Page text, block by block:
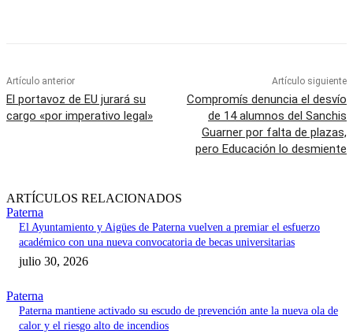
Artículo anterior
El portavoz de EU jurará su
cargo «por imperativo legal»
Artículo siguiente
Compromís denuncia el desvío
de 14 alumnos del Sanchis
Guarner por falta de plazas,
pero Educación lo desmiente
ARTÍCULOS RELACIONADOS
Paterna
El Ayuntamiento y Aigües de Paterna vuelven a premiar el esfuerzo
académico con una nueva convocatoria de becas universitarias
julio 30, 2026
Paterna
Paterna mantiene activado su escudo de prevención ante la nueva ola de
calor y el riesgo alto de incendios